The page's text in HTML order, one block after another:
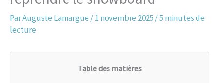
ParAuguste Lamargue /1 novembre 2025 /5 minutes de
lecture
Table des matières